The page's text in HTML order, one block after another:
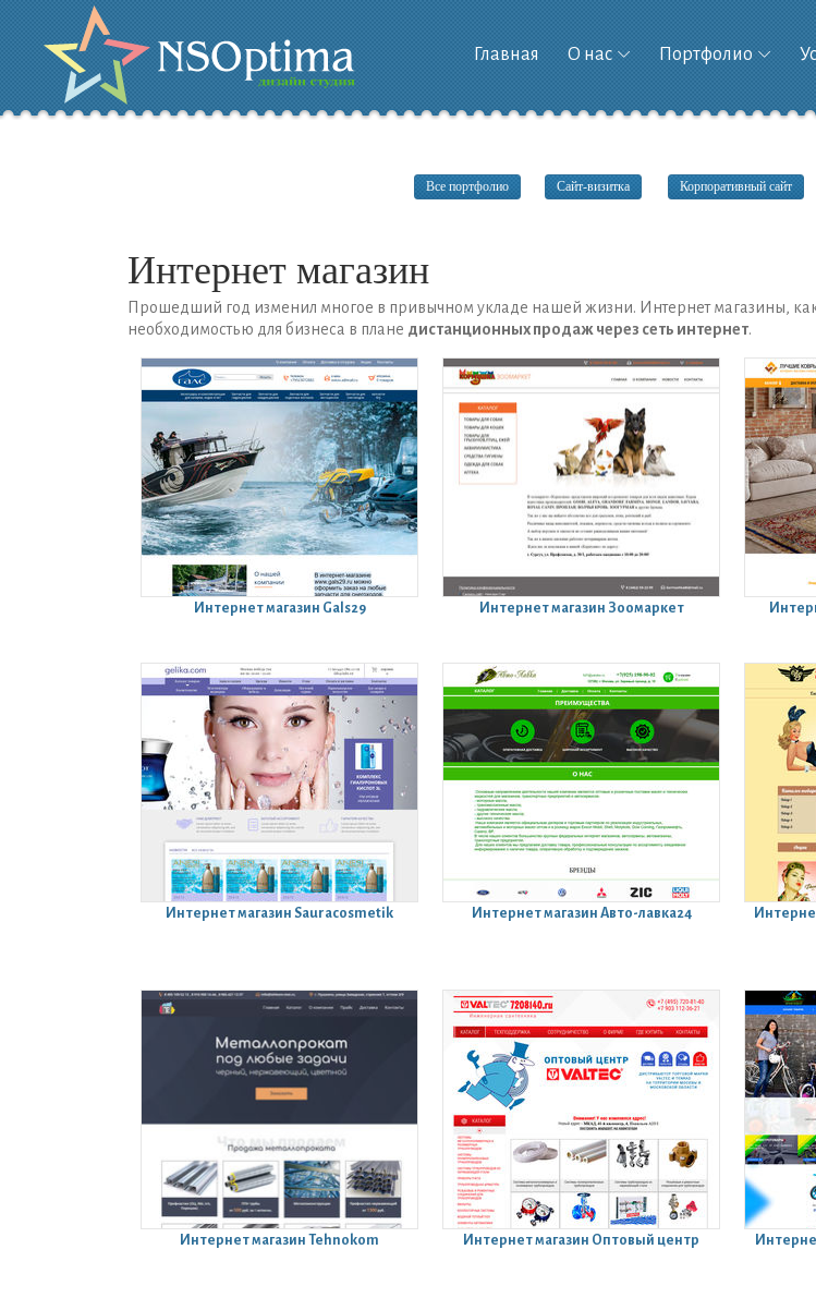
Главная О нас Портфолио
Все портфолио Сайт-визитка Корпоративный сайт
Интернет магазин
Прошедший год изменил многое в привычном укладе нашей жизни. Интернет магазины,
необходимостью для бизнеса в плане дистанционных продаж через сеть интернет.
Интернет магазин Gals29 Интернет магазин Зоомаркет
Интернет магазин Sauracosmetik Интернет магазин Авто-лавка24
Интернет магазин Tehnokom Интернет магазин Оптовый центр